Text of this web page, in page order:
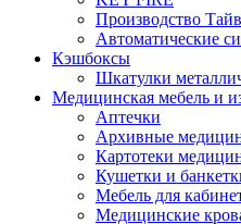
Производство
Автоматические
Кэшбоксы
Шкатулки
Медицинская мебель и
Аптечки
Архивные
Картотеки
Кушетки и
Мебель для
Медицинские